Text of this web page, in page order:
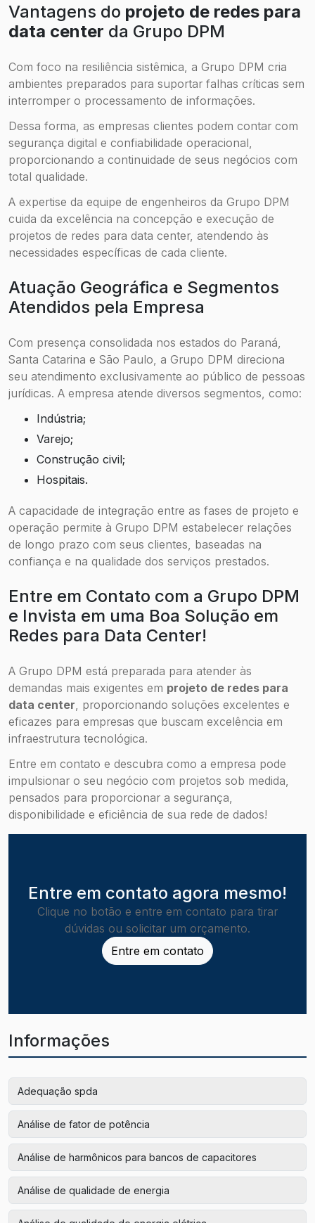
Vantagens do projeto de redes para
data center da Grupo DPM
Com foco na resiliência sistêmica, a Grupo DPM cria
ambientes preparados para suportar falhas críticas sem
interromper o processamento de informações.
Dessa forma, as empresas clientes podem contar com
segurança digital e confiabilidade operacional,
proporcionando a continuidade de seus negócios com
total qualidade.
A expertise da equipe de engenheiros da Grupo DPM
cuida da excelência na concepção e execução de
projetos de redes para data center, atendendo às
necessidades específicas de cada cliente.
Atuação Geográfica e Segmentos
Atendidos pela Empresa
Com presença consolidada nos estados do Paraná,
Santa Catarina e São Paulo, a Grupo DPM direciona
seu atendimento exclusivamente ao público de pessoas
jurídicas. A empresa atende diversos segmentos, como:
Indústria;
Varejo;
Construção civil;
Hospitais.
A capacidade de integração entre as fases de projeto e
operação permite à Grupo DPM estabelecer relações
de longo prazo com seus clientes, baseadas na
confiança e na qualidade dos serviços prestados.
Entre em Contato com a Grupo DPM
e Invista em uma Boa Solução em
Redes para Data Center!
A Grupo DPM está preparada para atender às
demandas mais exigentes em projeto de redes para
data center , proporcionando soluções excelentes e
eficazes para empresas que buscam excelência em
infraestrutura tecnológica.
Entre em contato e descubra como a empresa pode
impulsionar o seu negócio com projetos sob medida,
pensados para proporcionar a segurança,
disponibilidade e eficiência de sua rede de dados!
Entre em contato agora mesmo!
Clique no botão e entre em contato para tirar
dúvidas ou solicitar um orçamento.
Entre em contato
Informações
Adequação spda
Análise de fator de potência
Análise de harmônicos para bancos de capacitores
Análise de qualidade de energia